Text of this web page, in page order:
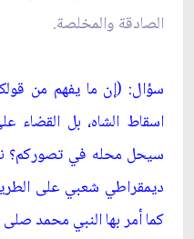
الصادقة والمخلصة.
سؤال: (إن ما يفهم من
اسقاط الشاه، بل القضاء
سيحل محله في تصوركم؟
ديمقراطي شعبي على
كما أمر بها النبي محمد صلى